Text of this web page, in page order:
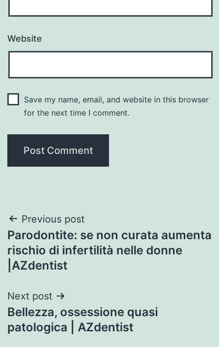
Website
Save my name, email, and website in this browser
for the next time I comment.
Post
navigation
Previous post
Parodontite: se non curata aumenta
rischio di infertilità nelle donne
|AZdentist
Next post
Bellezza, ossessione quasi
patologica | AZdentist